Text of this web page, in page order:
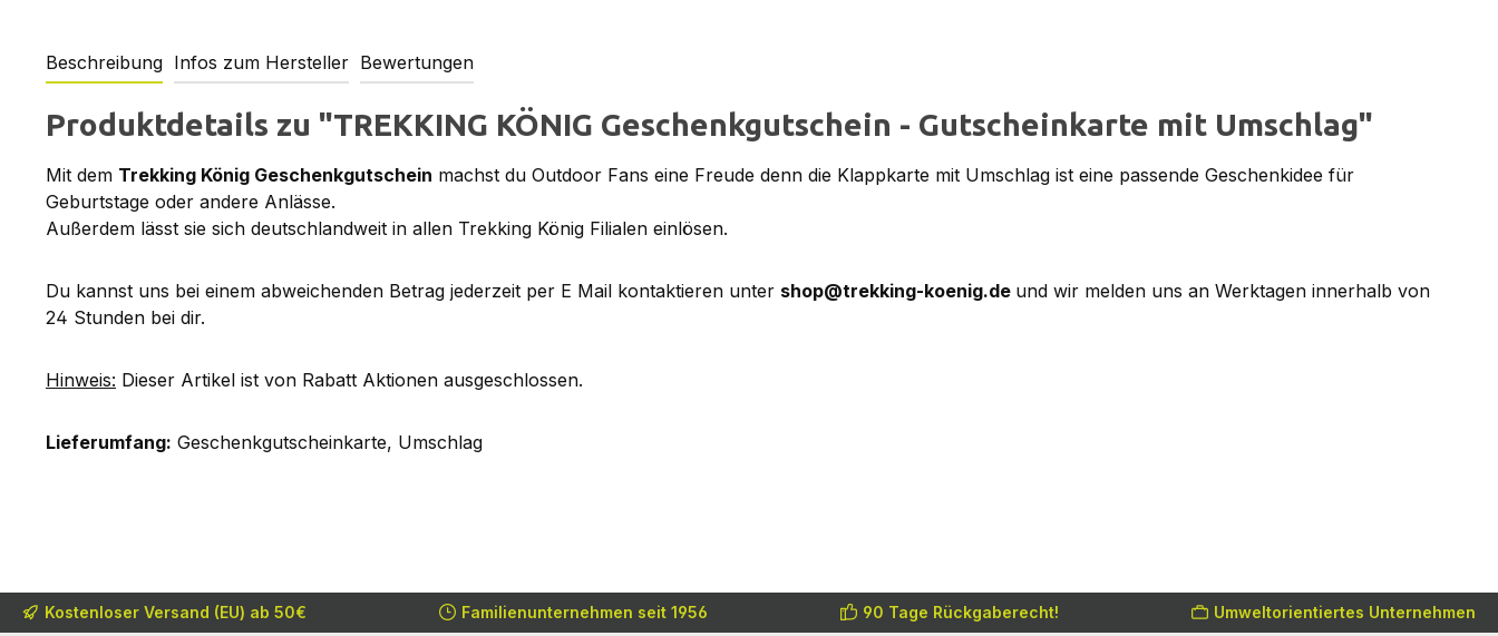
Beschreibung Infos zum Hersteller Bewertungen
Produktdetails zu "TREKKING KÖNIG Geschenkgutschein - Gutscheinkarte mit Umschlag"
Mit dem Trekking König Geschenkgutschein machst du Outdoor Fans eine Freude denn die Klappkarte mit Umschlag ist eine passende Geschenkidee für
Geburtstage oder andere Anlässe.
Außerdem lässt sie sich deutschlandweit in allen Trekking König Filialen einlösen.
Du kannst uns bei einem abweichenden Betrag jederzeit per E Mail kontaktieren unter shop@trekking-koenig.de und wir melden uns an Werktagen innerhalb von
24 Stunden bei dir.
Hinweis: Dieser Artikel ist von Rabatt Aktionen ausgeschlossen.
Lieferumfang: Geschenkgutscheinkarte, Umschlag
Kostenloser Versand (EU) ab 50€ Familienunternehmen seit 1956 90 Tage Rückgaberecht! Umweltorientiertes Unternehmen